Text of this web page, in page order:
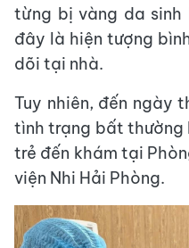
từng bị vàng da sinh
đây là hiện tượng
dõi tại nhà.
Tuy nhiên, đến ngày
tình trạng bất thường
trẻ đến khám tại
viện Nhi Hải Phòng.